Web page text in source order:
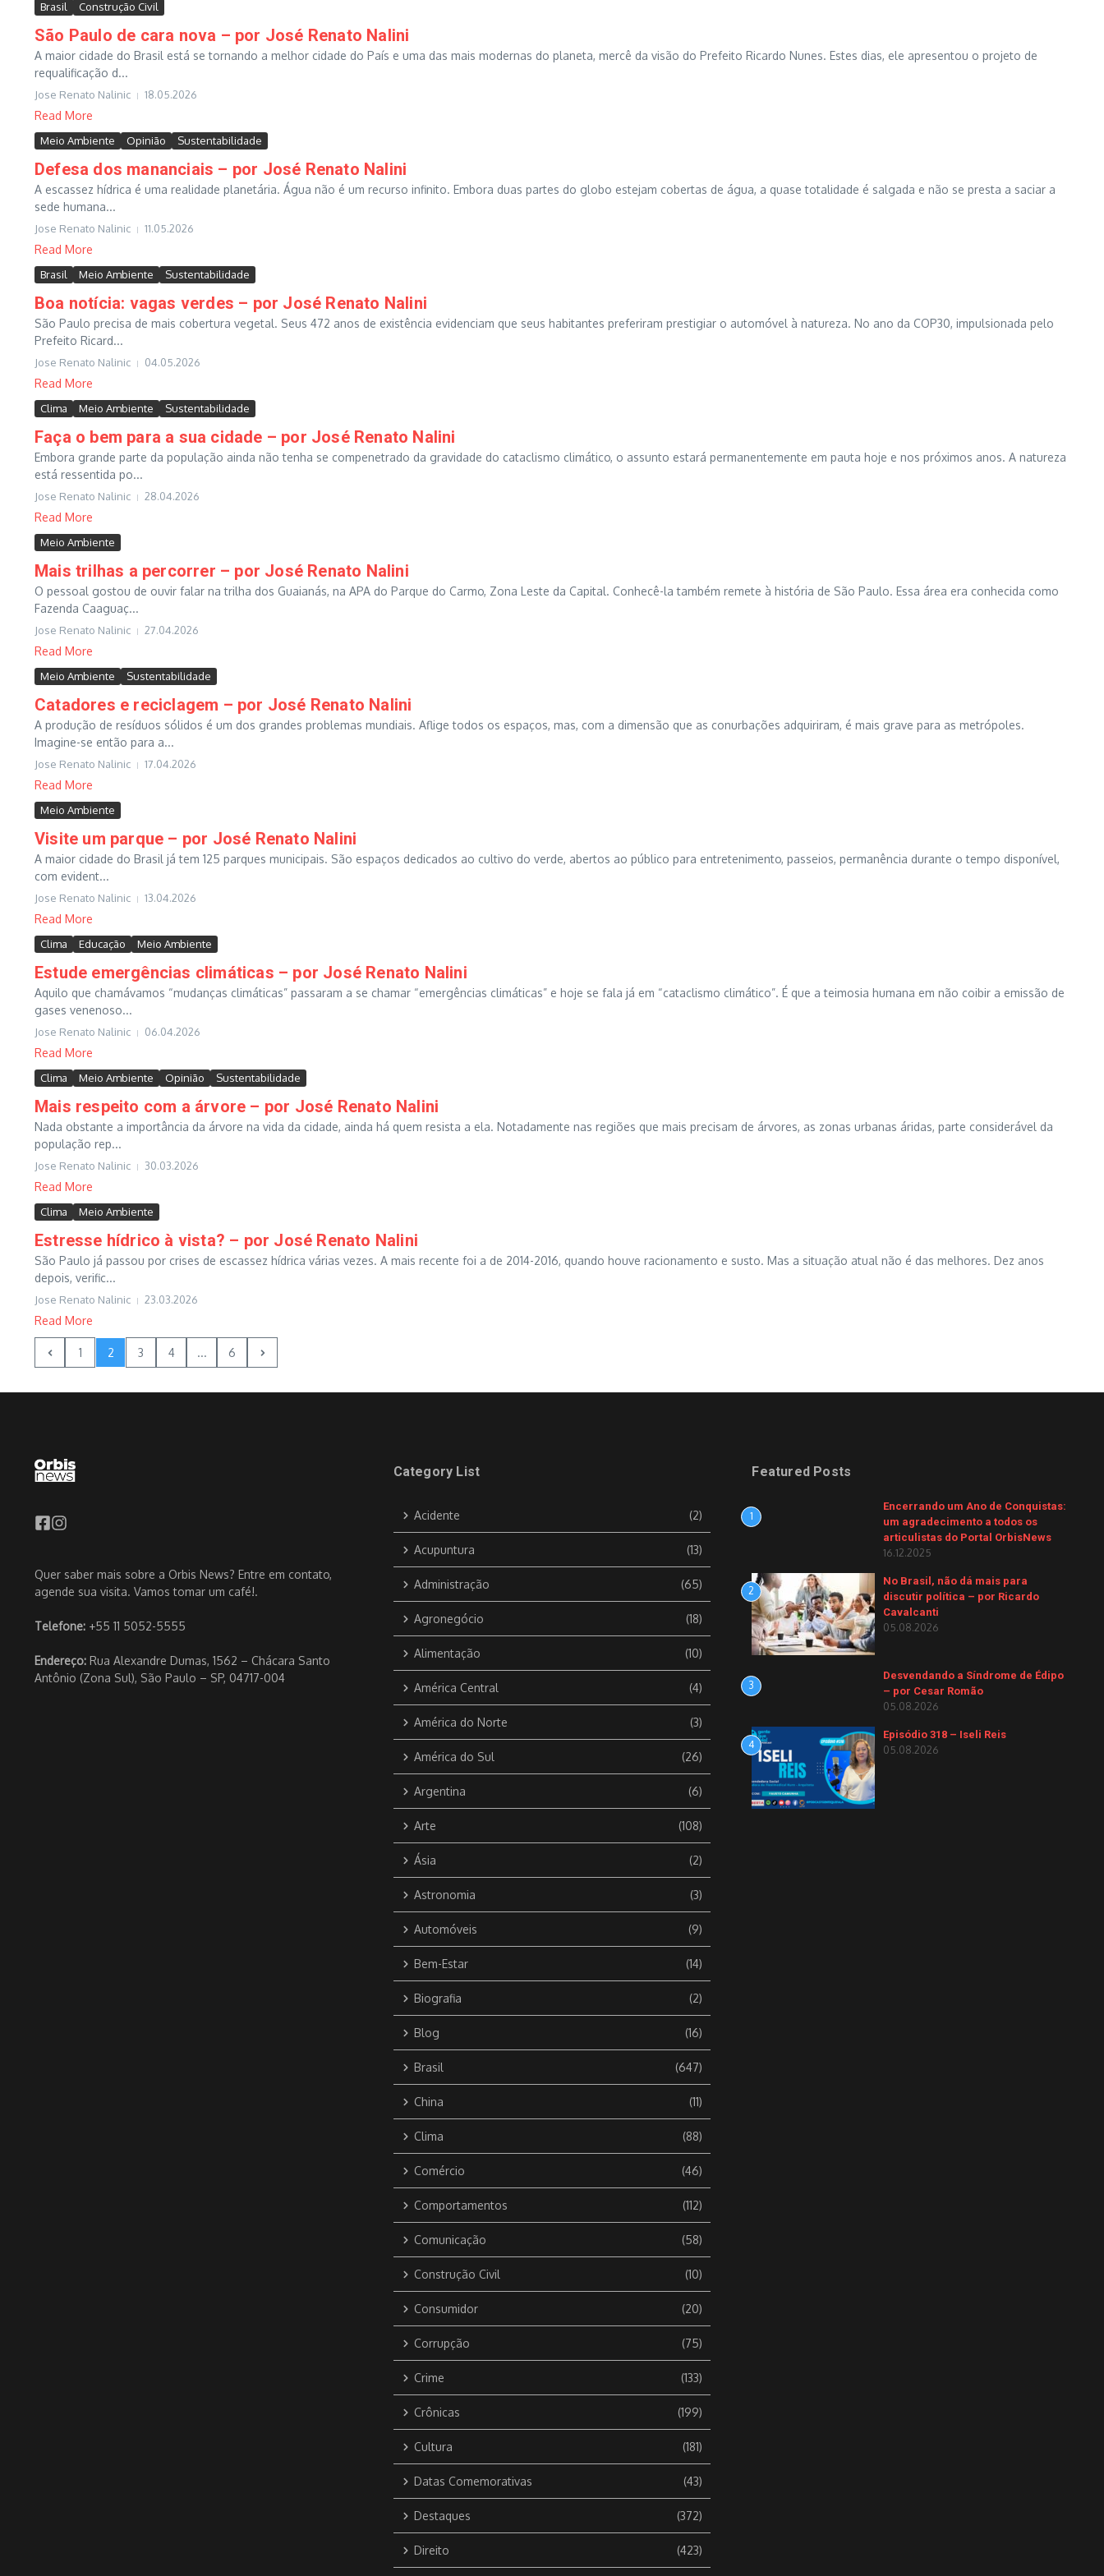
Brasil Construção Civil
São Paulo de cara nova – por José Renato Nalini
A maior cidade do Brasil está se tornando a melhor cidade do País e uma das mais modernas do planeta, mercê da visão do Prefeito Ricardo Nunes. Estes dias, ele apresentou o projeto de
requalificação d...
Jose Renato Nalinic 18.05.2026
Read More
Meio Ambiente Opinião Sustentabilidade
Defesa dos mananciais – por José Renato Nalini
A escassez hídrica é uma realidade planetária. Água não é um recurso infinito. Embora duas partes do globo estejam cobertas de água, a quase totalidade é salgada e não se presta a saciar a
sede humana...
Jose Renato Nalinic 11.05.2026
Read More
Brasil Meio Ambiente Sustentabilidade
Boa notícia: vagas verdes – por José Renato Nalini
São Paulo precisa de mais cobertura vegetal. Seus 472 anos de existência evidenciam que seus habitantes preferiram prestigiar o automóvel à natureza. No ano da COP30, impulsionada pelo
Prefeito Ricard...
Jose Renato Nalinic 04.05.2026
Read More
Clima Meio Ambiente Sustentabilidade
Faça o bem para a sua cidade – por José Renato Nalini
Embora grande parte da população ainda não tenha se compenetrado da gravidade do cataclismo climático, o assunto estará permanentemente em pauta hoje e nos próximos anos. A natureza
está ressentida po...
Jose Renato Nalinic 28.04.2026
Read More
Meio Ambiente
Mais trilhas a percorrer – por José Renato Nalini
O pessoal gostou de ouvir falar na trilha dos Guaianás, na APA do Parque do Carmo, Zona Leste da Capital. Conhecê-la também remete à história de São Paulo. Essa área era conhecida como
Fazenda Caaguaç...
Jose Renato Nalinic 27.04.2026
Read More
Meio Ambiente Sustentabilidade
Catadores e reciclagem – por José Renato Nalini
A produção de resíduos sólidos é um dos grandes problemas mundiais. Aflige todos os espaços, mas, com a dimensão que as conurbações adquiriram, é mais grave para as metrópoles.
Imagine-se então para a...
Jose Renato Nalinic 17.04.2026
Read More
Meio Ambiente
Visite um parque – por José Renato Nalini
A maior cidade do Brasil já tem 125 parques municipais. São espaços dedicados ao cultivo do verde, abertos ao público para entretenimento, passeios, permanência durante o tempo disponível,
com evident...
Jose Renato Nalinic 13.04.2026
Read More
Clima Educação Meio Ambiente
Estude emergências climáticas – por José Renato Nalini
Aquilo que chamávamos “mudanças climáticas” passaram a se chamar “emergências climáticas” e hoje se fala já em “cataclismo climático”. É que a teimosia humana em não coibir a emissão de
gases venenoso...
Jose Renato Nalinic 06.04.2026
Read More
Clima Meio Ambiente Opinião Sustentabilidade
Mais respeito com a árvore – por José Renato Nalini
Nada obstante a importância da árvore na vida da cidade, ainda há quem resista a ela. Notadamente nas regiões que mais precisam de árvores, as zonas urbanas áridas, parte considerável da
população rep...
Jose Renato Nalinic 30.03.2026
Read More
Clima Meio Ambiente
Estresse hídrico à vista? – por José Renato Nalini
São Paulo já passou por crises de escassez hídrica várias vezes. A mais recente foi a de 2014-2016, quando houve racionamento e susto. Mas a situação atual não é das melhores. Dez anos
depois, verific...
Jose Renato Nalinic 23.03.2026
Read More
1 2 3 4 ... 6
Quer saber mais sobre a Orbis News? Entre em contato,
agende sua visita. Vamos tomar um café!.
Telefone: +55 11 5052-5555
Endereço: Rua Alexandre Dumas, 1562 – Chácara Santo
Antônio (Zona Sul), São Paulo – SP, 04717-004
Category List
Acidente (2)
Acupuntura (13)
Administração (65)
Agronegócio (18)
Alimentação (10)
América Central (4)
América do Norte (3)
América do Sul (26)
Argentina (6)
Arte (108)
Ásia (2)
Astronomia (3)
Automóveis (9)
Bem-Estar (14)
Biografia (2)
Blog (16)
Brasil (647)
China (11)
Clima (88)
Comércio (46)
Comportamentos (112)
Comunicação (58)
Construção Civil (10)
Consumidor (20)
Corrupção (75)
Crime (133)
Crônicas (199)
Cultura (181)
Datas Comemorativas (43)
Destaques (372)
Direito (423)
Featured Posts
1
Encerrando um Ano de Conquistas:
um agradecimento a todos os
articulistas do Portal OrbisNews
16.12.2025
2
No Brasil, não dá mais para
discutir política – por Ricardo
Cavalcanti
05.08.2026
3
Desvendando a Síndrome de Édipo
– por Cesar Romão
05.08.2026
4
Episódio 318 – Iseli Reis
05.08.2026